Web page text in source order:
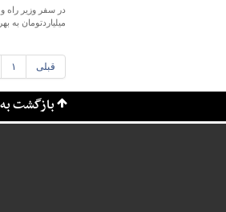
میلیاردتومان به
قبلی ۱
بازگشت به